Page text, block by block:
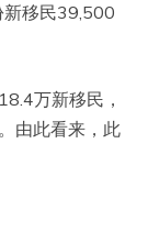
移民39,500
万新移民，
由此看来，此